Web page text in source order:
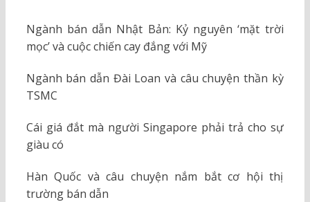
Ngành bán dẫn Nhật Bản: Kỷ nguyên ‘mặt trời
mọc’ và cuộc chiến cay đắng với Mỹ
Ngành bán dẫn Đài Loan và câu chuyện thần kỳ
TSMC
Cái giá đắt mà người Singapore phải trả cho sự
giàu có
Hàn Quốc và câu chuyện nắm bắt cơ hội thị
trường bán dẫn